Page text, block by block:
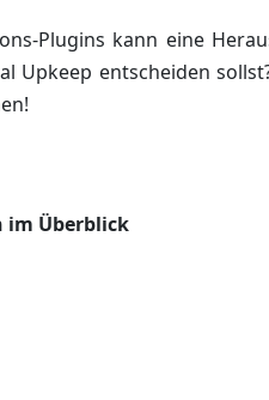
Plugins kann eine
Upkeep entscheiden
im Überblick